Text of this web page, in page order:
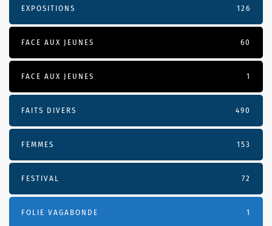
EXPOSITIONS 126
FACE AUX JEUNES 60
FACE AUX JEUNES 1
FAITS DIVERS 490
FEMMES 153
FESTIVAL 72
FOLIE VAGABONDE 1